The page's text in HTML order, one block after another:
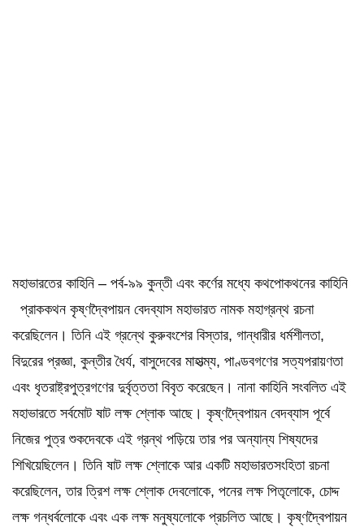
মহাভারতের কাহিনি – পর্ব-৯৯ কুন্তী এবং কর্ণের মধ্যে কথপোকথনের কাহিনি
প্রাককথন কৃষ্ণদ্বৈপায়ন বেদব্যাস মহাভারত নামক মহাগ্রন্থ রচনা
করেছিলেন। তিনি এই গ্রন্থে কুরুবংশের বিস্তার, গান্ধারীর ধর্মশীলতা,
বিদুরের প্রজ্ঞা, কুন্তীর ধৈর্য, বাসুদেবের মাহাত্ম্য, পাণ্ডবগণের সত্যপরায়ণতা
এবং ধৃতরাষ্ট্রপুত্রগণের দুর্বৃত্ততা বিবৃত করেছেন। নানা কাহিনি সংবলিত এই
মহাভারতে সর্বমোট ষাট লক্ষ শ্লোক আছে। কৃষ্ণদ্বৈপায়ন বেদব্যাস পূর্বে
নিজের পুত্র শুকদেবকে এই গ্রন্থ পড়িয়ে তার পর অন্যান্য শিষ্যদের
শিখিয়েছিলেন। তিনি ষাট লক্ষ শ্লোকে আর একটি মহাভারতসংহিতা রচনা
করেছিলেন, তার ত্রিশ লক্ষ শ্লোক দেবলোকে, পনের লক্ষ পিতৃলোকে, চোদ্দ
লক্ষ গন্ধর্বলোকে এবং এক লক্ষ মনুষ্যলোকে প্রচলিত আছে। কৃষ্ণদ্বৈপায়ন